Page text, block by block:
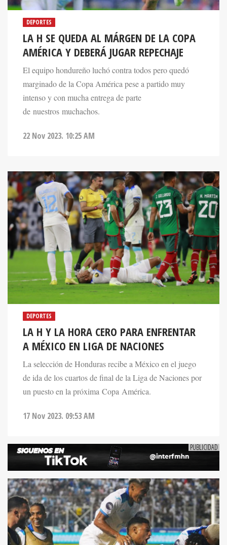
DEPORTES
LA H SE QUEDA AL MÁRGEN DE LA COPA
AMÉRICA Y DEBERÁ JUGAR REPECHAJE
El equipo hondureño luchó contra todos pero quedó
marginado de la Copa América pese a partido muy
intenso y con mucha entrega de parte
de nuestros muchachos.
22 Nov 2023. 10:25 AM
DEPORTES
LA H Y LA HORA CERO PARA ENFRENTAR
A MÉXICO EN LIGA DE NACIONES
La selección de Honduras recibe a México en el juego
de ida de los cuartos de final de la Liga de Naciones por
un puesto en la próxima Copa América.
17 Nov 2023. 09:53 AM